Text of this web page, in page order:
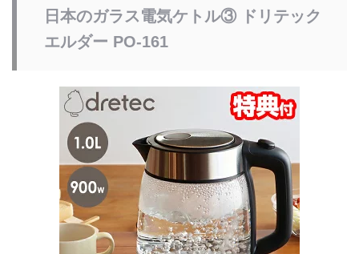
日本のガラス電気ケトル③
ドリテック
エルダー PO-161